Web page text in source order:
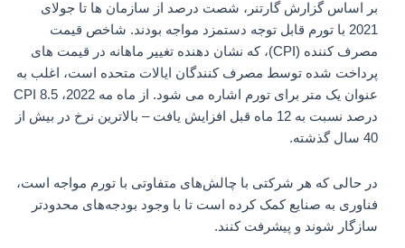
بر اساس گزارش گارتنر، شصت درصد از سازمان ها تا جولای
2021 با تورم قابل توجه دستمزد مواجه بودند. شاخص قیمت
مصرف کننده (CPI)، که نشان دهنده تغییر ماهانه در قیمت های
پرداخت شده توسط مصرف کنندگان ایالات متحده است، اغلب به
عنوان یک متر برای تورم اشاره می شود. از ماه مه 2022، CPI 8.5
درصد نسبت به 12 ماه قبل افزایش یافت – بالاترین نرخ در بیش از
40 سال گذشته.
در حالی که هر شرکتی با چالش‌های متفاوتی با تورم مواجه است،
فناوری به صنایع کمک کرده است تا با وجود بودجه‌های محدودتر
سازگار شوند و پیشرفت کنند.